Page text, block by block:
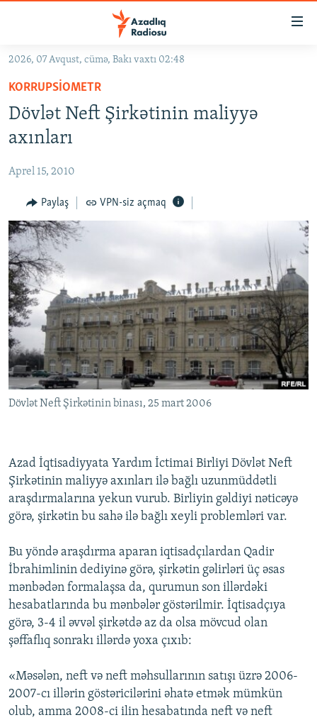
Əsas
qayıt
Əsas
naviqasiyaya
qayıt
Axtarışa
keç
GÜNDƏM
#İZAHLA
KORRUPSIOMETR
FƏRQƏ BAX
QANUNI DOĞRU
ARAŞDIRMA
MULTIMEDIA
VIDEO
FOTOQALEREYA
İNFOQRAFIKA
KARIKATURA
RADIO ARXIV
OXU ZALI
AZƏRBAYCAN ƏDƏBIYYATI KITABXANASI
İSLAM VƏ DEMOKRATIYA
İZ - MƏDƏNIYYƏT PROQRAMI
HAQQIMIZDA
MISSIYAMIZ
PEŞƏ ETIKASI VƏ JURNALISTIKA STANDARTLARIMIZ
MATERIALLARIMIZDAN ISTIFADƏ
AZADLIQRADIOSU MOBIL TELEFONUNUZDA
XƏBƏR BÜLLETENLƏRIMIZ
BIZI IZLƏ
RFE/RL-in bütün saytları
2026, 07 Avqust, cümə, Bakı vaxtı 02:48
KORRUPSIOMETR
Dövlət Neft Şirkətinin maliyyə
axınları
Aprel 15, 2010
Paylaş VPN-siz açmaq
Dövlət Neft Şirkətinin binası, 25 mart 2006
Azad İqtisadiyyata Yardım İctimai Birliyi Dövlət Neft
Şirkətinin maliyyə axınları ilə bağlı uzunmüddətli
araşdırmalarına yekun vurub. Birliyin gəldiyi nəticəyə
görə, şirkətin bu sahə ilə bağlı xeyli problemləri var.
Bu yöndə araşdırma aparan iqtisadçılardan Qadir
İbrahimlinin dediyinə görə, şirkətin gəlirləri üç əsas
mənbədən formalaşsa da, qurumun son illərdəki
hesabatlarında bu mənbələr göstərilmir. İqtisadçıya
görə, 3-4 il əvvəl şirkətdə az da olsa mövcud olan
şəffaflıq sonrakı illərdə yoxa çıxıb:
«Məsələn, neft və neft məhsullarının satışı üzrə 2006-
2007-cı illərin göstəricilərini əhatə etmək mümkün
olub, amma 2008-ci ilin hesabatında neft və neft